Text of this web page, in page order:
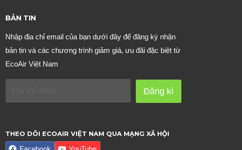
BẢN TIN
Nhập địa chỉ email của bạn dưới đây để đăng ký nhận
bản tin và các chương trình giảm giá, ưu đãi đặc biệt từ
EcoAir Việt Nam
Đăng kí
THEO DÕI ECOAIR VIỆT NAM QUA MẠNG XÃ HỘI